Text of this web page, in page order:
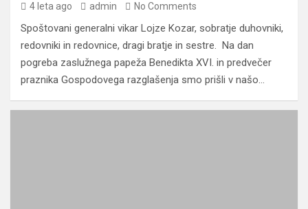
4 leta ago admin No Comments
Spoštovani generalni vikar Lojze Kozar, sobratje duhovniki,
redovniki in redovnice, dragi bratje in sestre. Na dan
pogreba zaslužnega papeža Benedikta XVI. in predvečer
praznika Gospodovega razglašenja smo prišli v našo…